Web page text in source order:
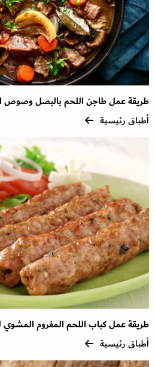
طريقة عمل طاجن اللحم بالبصل وصوص
أطباق رئيسية
طريقة عمل كباب اللحم المفروم المشوي
أطباق رئيسية